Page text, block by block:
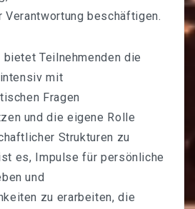
beschäftigen.
Teilnehmenden die
mit
Fragen
und die eigene Rolle
Strukturen zu
es, Impulse für persönliche
und
zu erarbeiten, die